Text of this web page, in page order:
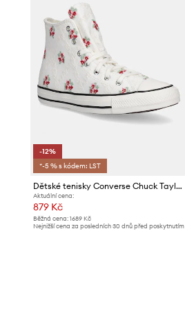
-12%
*-5 % s kódem: LST
Dětské tenisky Converse Chuck Taylor All Star
Aktuální cena:
879 Kč
Běžná cena: 1689 Kč
Nejnižší cena za posledních 30 dnů před poskytnutím